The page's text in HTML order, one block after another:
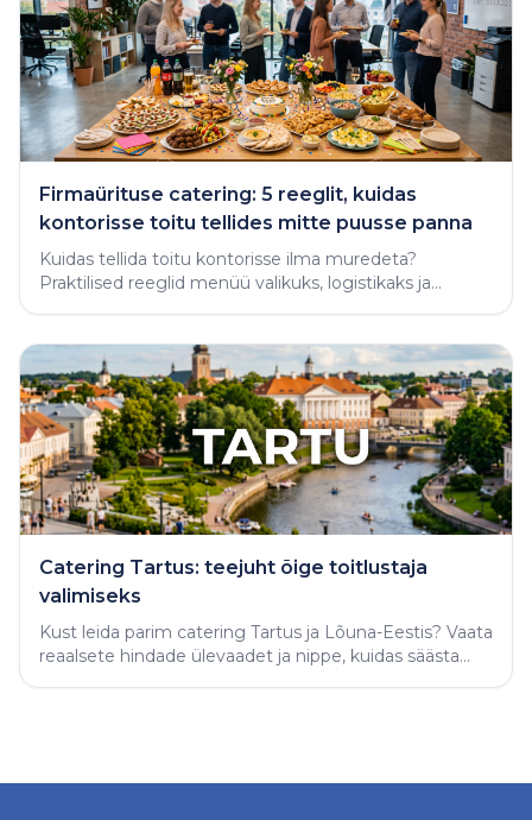
Firmaürituse catering: 5 reeglit, kuidas
kontorisse toitu tellides mitte puusse panna
Kuidas tellida toitu kontorisse ilma muredeta?
Praktilised reeglid menüü valikuks, logistikaks ja
Catering Tartus: teejuht õige toitlustaja
valimiseks
Kust leida parim catering Tartus ja Lõuna-Eestis? Vaata
reaalsete hindade ülevaadet ja nippe, kuidas säästa